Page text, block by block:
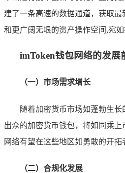
建了一条高速的数据通道，获取
和更广阔无垠的资产操作空间,宛
imToken钱包网络的发展
（一）市场需求增长
随着加密货币市场如蓬勃生
出众的加密货币钱包，将如同乘
网络有望在这些地区如勇敢的开
（二）合规化发展